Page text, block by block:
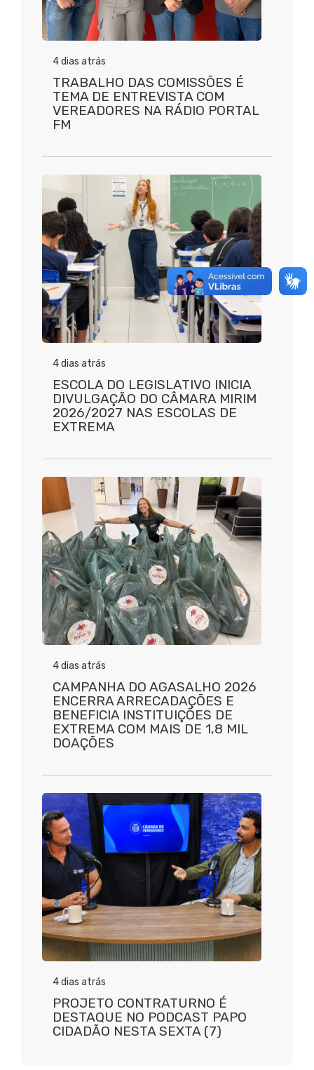
4 dias atrás
TRABALHO DAS COMISSÕES É
TEMA DE ENTREVISTA COM
VEREADORES NA RÁDIO PORTAL
FM
4 dias atrás
ESCOLA DO LEGISLATIVO INICIA
DIVULGAÇÃO DO CÂMARA MIRIM
2026/2027 NAS ESCOLAS DE
EXTREMA
4 dias atrás
CAMPANHA DO AGASALHO 2026
ENCERRA ARRECADAÇÕES E
BENEFICIA INSTITUIÇÕES DE
EXTREMA COM MAIS DE 1,8 MIL
DOAÇÕES
4 dias atrás
PROJETO CONTRATURNO É
DESTAQUE NO PODCAST PAPO
CIDADÃO NESTA SEXTA (7)